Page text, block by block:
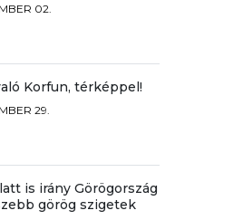
02.
Korfun, térképpel!
29.
is irány Görögország
görög szigetek